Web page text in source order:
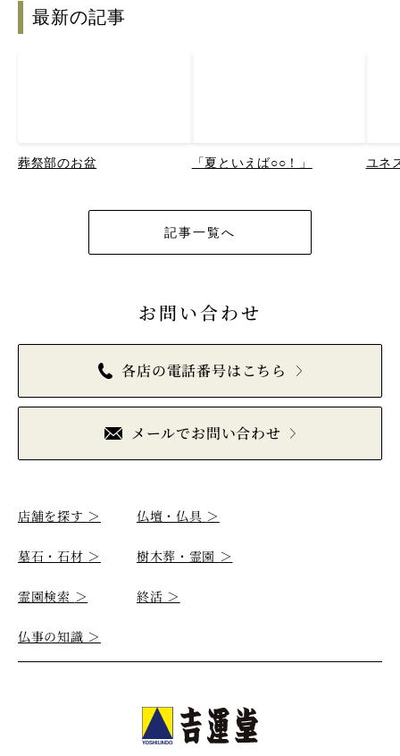
最新の記事
葬祭部のお盆 「夏といえば○○！」 ユネ
記事一覧へ
お問い合わせ
各店の電話番号はこちら
メールでお問い合わせ
店舗を探す ＞ 仏壇・仏具 ＞
墓石・石材 ＞ 樹木葬・霊園 ＞
霊園検索 ＞ 終活 ＞
仏事の知識 ＞